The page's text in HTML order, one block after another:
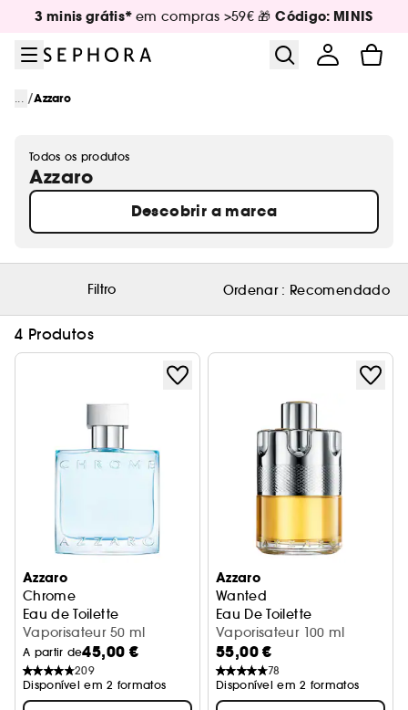
Ir para o menu
Ir para o conteúdo principal
Ir para o rodapé
3 minis grátis* em compras >59€ 🎁Código: MINIS
... /Azzaro
Todos os produtos
Azzaro
Descobrir a marca
Filtro Ordenar : Recomendado
4 Produtos
Azzaro
Chrome
Eau de Toilette
Vaporisateur 50 ml
A partir de45,00 €
209
Disponível em 2 formatos
Azzaro
Wanted
Eau De Toilette
Vaporisateur 100 ml
55,00 €
78
Disponível em 2 formatos